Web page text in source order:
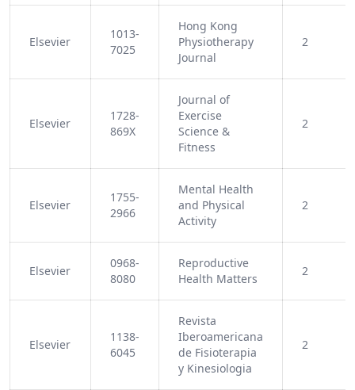
Elsevier
1013-
7025
Hong Kong
Physiotherapy
Journal
2
Elsevier
1728-
869X
Journal of
Exercise
Science &
Fitness
2
Elsevier
1755-
2966
Mental Health
and Physical
Activity
2
Elsevier
0968-
8080
Reproductive
Health Matters
2
Elsevier
1138-
6045
Revista
Iberoamericana
de Fisioterapia
y Kinesiologia
2